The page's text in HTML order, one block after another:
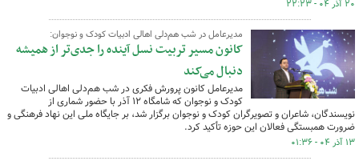
۲۰ آذر ۰۴ - ۲۲:۲۳
مدیرعامل در شب هم‌دلی اهالی ادبیات کودک و نوجوان:
کانون مسیر تربیت نسل آینده را جدی‌تر از همیشه
دنبال می‌کند
مدیرعامل کانون پرورش فکری در شب هم‌دلی اهالی ادبیات
کودک و نوجوان که شامگاه ۱۲ آذر با حضور شماری از
نویسندگان، شاعران و تصویرگران کودک و نوجوان برگزار شد، بر جایگاه ملی این نهاد فرهنگی و
ضرورت همبستگی فعالان این حوزه تأکید کرد.
۱۳ آذر ۰۴ - ۰۱:۳۶